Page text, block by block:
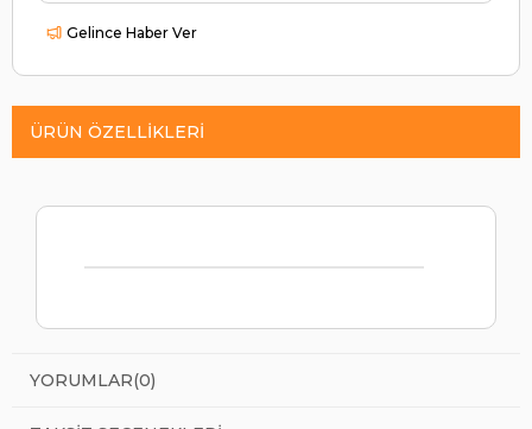
Gelince Haber Ver
ÜRÜN ÖZELLIKLERI
YORUMLAR(0)